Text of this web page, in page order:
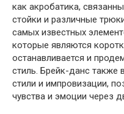
как акробатика,
стойки и различные
самых известных
которые являются
останавливается и
стиль. Брейк-данс также
стили и импровизации,
чувства и эмоции через